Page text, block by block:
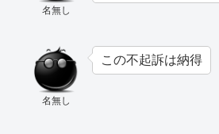
名無し
名無し
この不起訴は納得